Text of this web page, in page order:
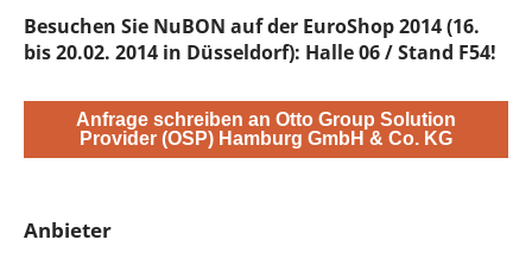
Besuchen Sie NuBON auf der EuroShop 2014 (16.
bis 20.02. 2014 in Düsseldorf): Halle 06 / Stand F54!
Anfrage schreiben an Otto Group Solution
Provider (OSP) Hamburg GmbH & Co. KG
Anbieter